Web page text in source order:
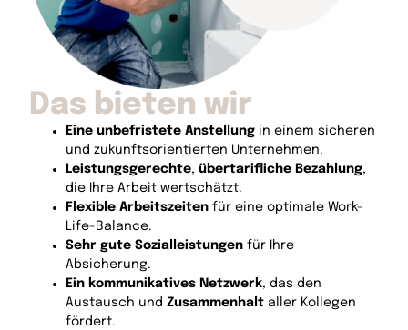
Das bieten wir
Eine unbefristete Anstellung in einem sicheren
und zukunftsorientierten Unternehmen.
Leistungsgerechte,übertarifliche Bezahlung,
die Ihre Arbeit wertschätzt.
Flexible Arbeitszeiten für eine optimale Work-
Life-Balance.
Sehr gute Sozialleistungen für Ihre
Absicherung.
Ein kommunikatives Netzwerk, das den
Austausch undZusammenhalt aller Kollegen
fördert.